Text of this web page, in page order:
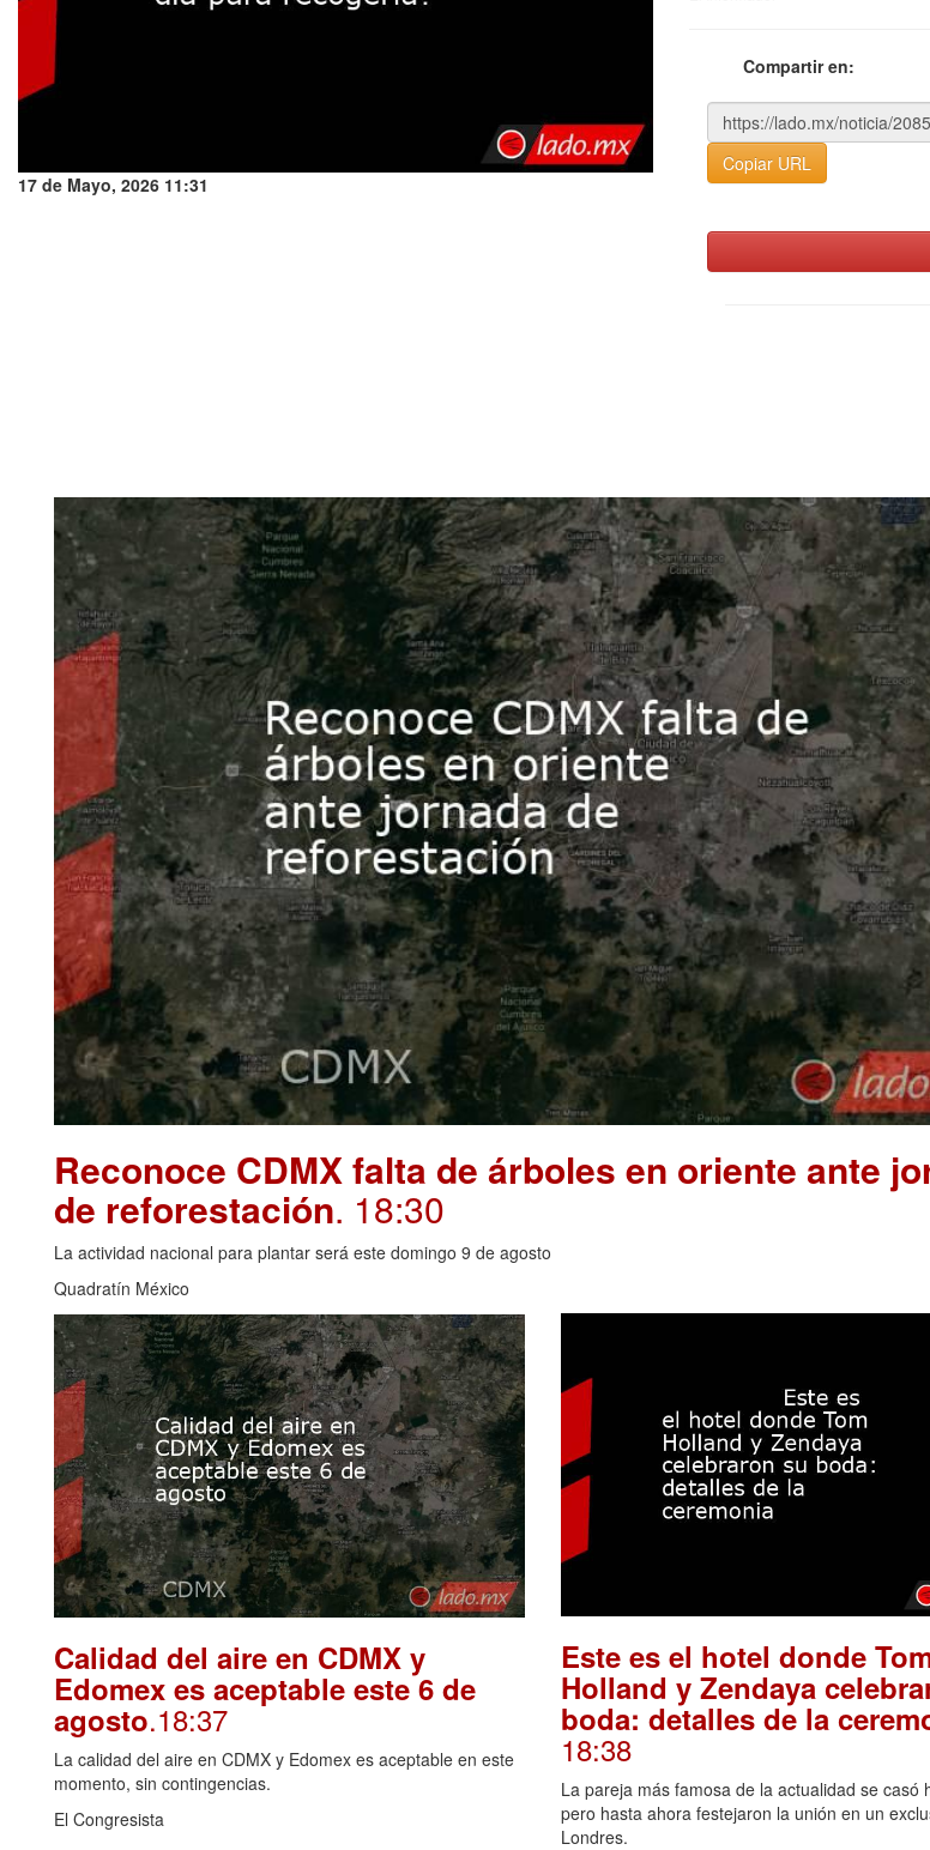
17 de Mayo, 2026 11:31
Compartir en:
Copiar URL
Reconoce CDMX falta de árboles en oriente ante
de reforestación. 18:30
La actividad nacional para plantar será este domingo 9 de agosto
Quadratín México
Calidad del aire en CDMX y
Edomex es aceptable este 6 de
agosto.18:37
La calidad del aire en CDMX y Edomex es aceptable en este
momento, sin contingencias.
El Congresista
Este es el hotel donde
Holland y Zendaya
boda: detalles de la
18:38
La pareja más famosa de la actualidad se casó
pero hasta ahora festejaron la unión en un
Londres.